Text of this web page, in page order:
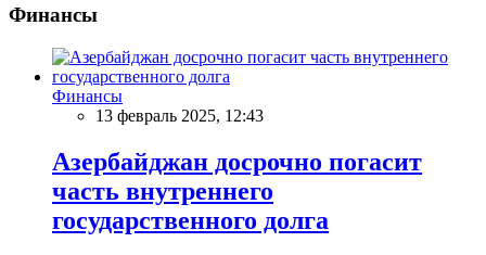
Финансы
Финансы
13 февраль 2025, 12:43
Азербайджан досрочно погасит
часть внутреннего
государственного долга